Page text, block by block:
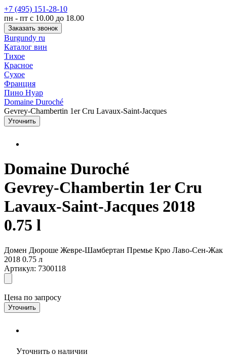
+7 (495) 151-28-10
пн - пт с 10.00 до 18.00
Заказать звонок
Burgundy ru
Каталог вин
Тихое
Красное
Сухое
Франция
Пино Нуар
Domaine Duroché
Gevrey-Chambertin 1er Cru Lavaux-Saint-Jacques
Уточнить
Domaine Duroché
Gevrey-Chambertin 1er Cru
Lavaux-Saint-Jacques 2018
0.75 l
Домен Дюроше Жевре-Шамбертан Премье Крю Лаво-Сен-Жак
2018 0.75 л
Артикул: 7300118
Цена по запросу
Уточнить
Уточнить о наличии